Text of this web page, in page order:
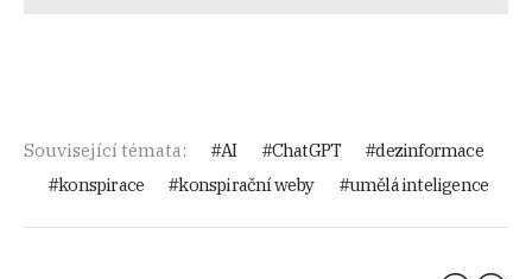
Související témata: AI ChatGPT
dezinformace
konspirace
konspirační weby umělá inteligence